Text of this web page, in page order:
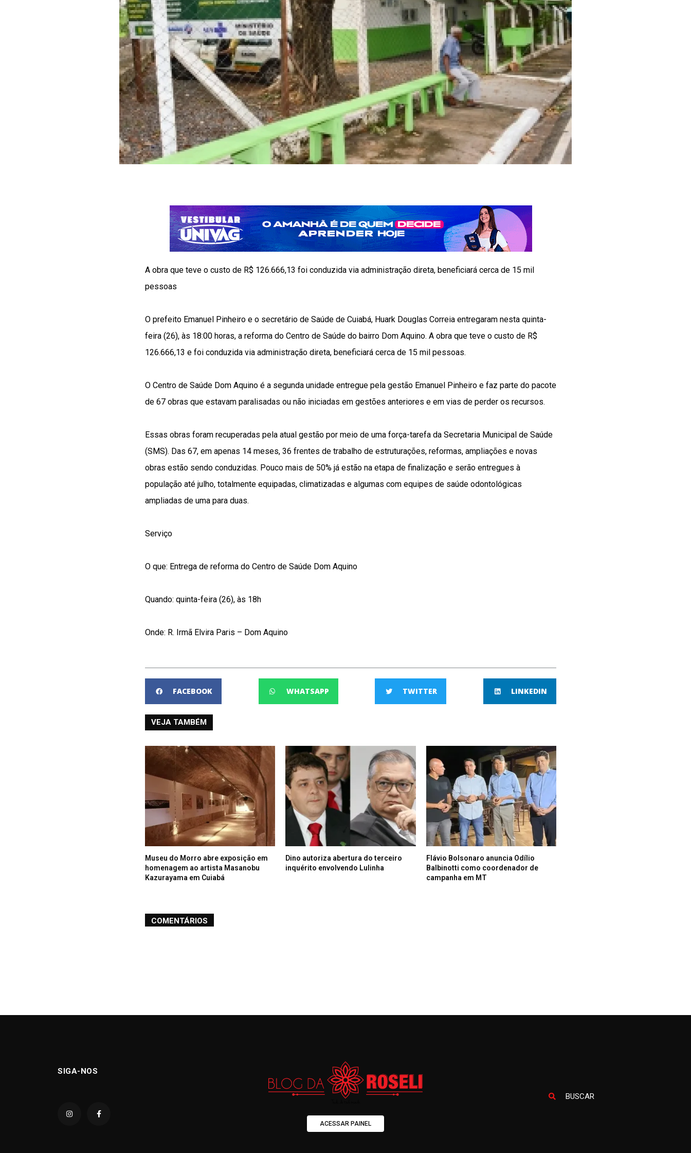
A obra que teve o custo de R$ 126.666,13 foi conduzida via administração direta, beneficiará cerca de 15 mil
pessoas
O prefeito Emanuel Pinheiro e o secretário de Saúde de Cuiabá, Huark Douglas Correia entregaram nesta quinta-
feira (26), às 18:00 horas, a reforma do Centro de Saúde do bairro Dom Aquino. A obra que teve o custo de R$
126.666,13 e foi conduzida via administração direta, beneficiará cerca de 15 mil pessoas.
O Centro de Saúde Dom Aquino é a segunda unidade entregue pela gestão Emanuel Pinheiro e faz parte do pacote
de 67 obras que estavam paralisadas ou não iniciadas em gestões anteriores e em vias de perder os recursos.
Essas obras foram recuperadas pela atual gestão por meio de uma força-tarefa da Secretaria Municipal de Saúde
(SMS). Das 67, em apenas 14 meses, 36 frentes de trabalho de estruturações, reformas, ampliações e novas
obras estão sendo conduzidas. Pouco mais de 50% já estão na etapa de finalização e serão entregues à
população até julho, totalmente equipadas, climatizadas e algumas com equipes de saúde odontológicas
ampliadas de uma para duas.
Serviço
O que: Entrega de reforma do Centro de Saúde Dom Aquino
Quando: quinta-feira (26), às 18h
Onde: R. Irmã Elvira Paris – Dom Aquino
FACEBOOK WHATSAPP TWITTER LINKEDIN
VEJA TAMBÉM
Museu do Morro abre exposição em
homenagem ao artista Masanobu
Kazurayama em Cuiabá
Dino autoriza abertura do terceiro
inquérito envolvendo Lulinha
Flávio Bolsonaro anuncia Odílio
Balbinotti como coordenador de
campanha em MT
COMENTÁRIOS
SIGA-NOS
ACESSAR PAINEL
BUSCAR